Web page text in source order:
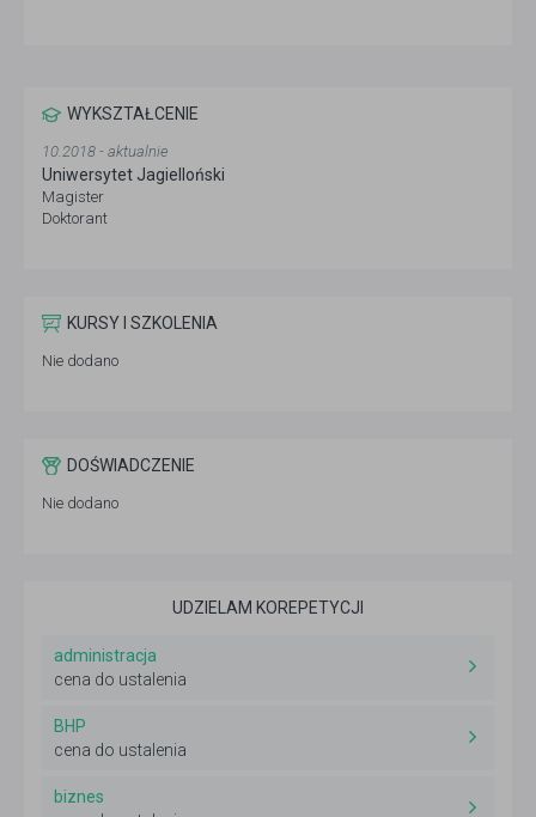
WYKSZTAŁCENIE
10.2018 - aktualnie
Uniwersytet Jagielloński
Magister
Doktorant
KURSY I SZKOLENIA
Nie dodano
DOŚWIADCZENIE
Nie dodano
UDZIELAM KOREPETYCJI
administracja
cena do ustalenia
BHP
cena do ustalenia
biznes